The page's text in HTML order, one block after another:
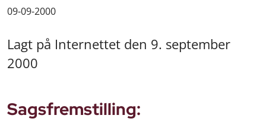
09-09-2000
Lagt på Internettet den 9. september
2000
Sagsfremstilling: